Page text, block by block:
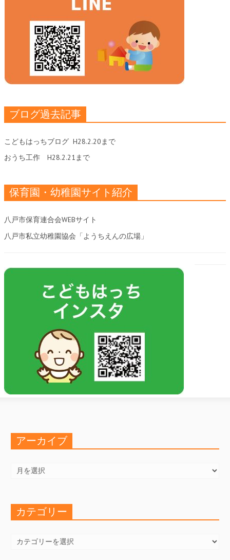
ブログ過去記事
こどもはっちブログ H28.2.20まで
おうち工作 H28.2.21まで
保育園・幼稚園サイト紹介
八戸市保育連合会WEBサイト
八戸市私立幼稚園協会「ようちえんの広場」
アーカイブ
カ
カテゴリー
ゴ